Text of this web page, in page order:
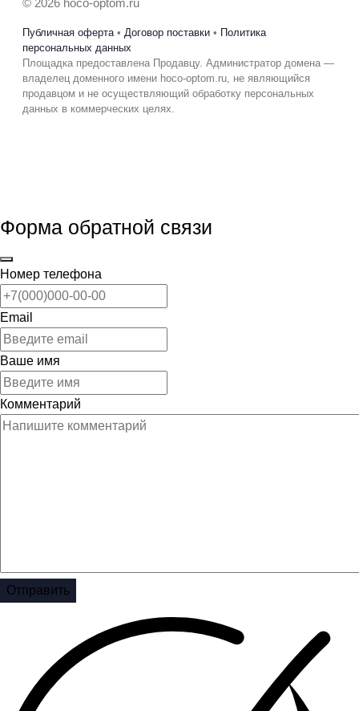
© 2026 hoco-optom.ru
Публичная оферта• Договор поставки • Политика
персональных данных
Площадка предоставлена Продавцу. Администратор домена —
владелец доменного имени hoco-optom.ru, не являющийся
продавцом и не осуществляющий обработку персональных
данных в коммерческих целях.
Форма обратной связи
Номер телефона
Email
Ваше имя
Комментарий
Отправить